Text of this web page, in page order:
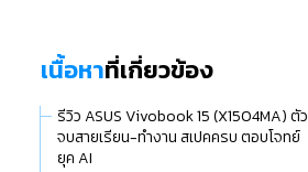
เนื้อหาที่เกี่ยวข้อง
รีวิว ASUS Vivobook 15 (X1504MA) ตัว
จบสายเรียน-ทำงาน สเปคครบ ตอบโจทย์
ยุค AI